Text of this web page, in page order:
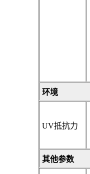
环境
UV抵抗力
其他参数